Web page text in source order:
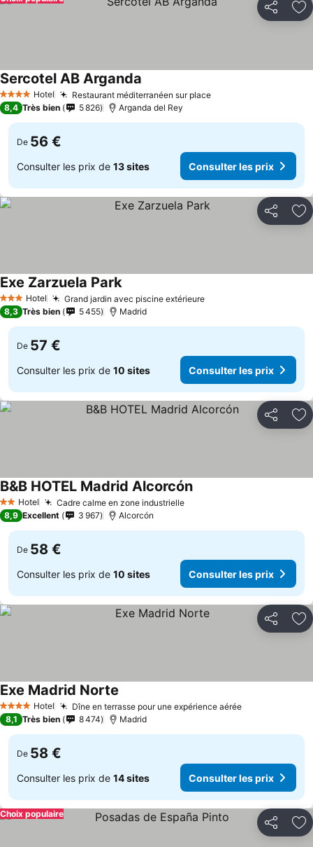
Partager
4 Étoiles Hotel Restaurant méditerranéen sur placeConsulter les prix
Sercotel AB Arganda
8,4 Très bien 5 826 Arganda del Rey
De 56 €
Consulter les prix de 13 sites Consulter les prix
Partager
3 ÉtoilesHotel Grand jardin avec piscine extérieureConsulter les prix
Exe Zarzuela ParkConsulter les prix
8,3 Très bien 5 455 Madrid
De 57 €
Consulter les prix de 10 sites Consulter les prix
Partager
2 Étoiles
Hotel Cadre calme en zone industrielleConsulter les prix
B&B HOTEL Madrid AlcorcónConsulter les prix
8,9 Excellent 3 967 Alcorcón
De 58 €
Consulter les prix de 10 sites Consulter les prix
Partager
4 Étoiles Hotel Dîne en terrasse pour une expérience aéréeConsulter
Exe Madrid Norte
8,1 Très bien 8 474 Madrid
De 58 €
Consulter les prix de 14 sites Consulter les prix
Partager
Choix populaire